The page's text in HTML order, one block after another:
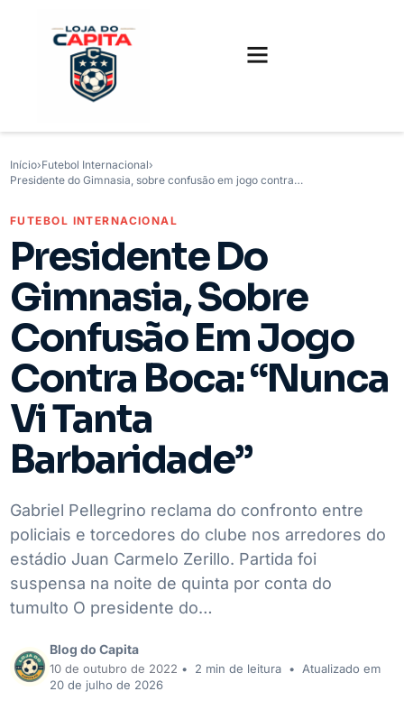
Início›Futebol Internacional›
Presidente do Gimnasia, sobre confusão em jogo contra…
FUTEBOL INTERNACIONAL
Presidente Do
Gimnasia, Sobre
Confusão Em Jogo
Contra Boca: “Nunca
Vi Tanta
Barbaridade”
Gabriel Pellegrino reclama do confronto entre
policiais e torcedores do clube nos arredores do
estádio Juan Carmelo Zerillo. Partida foi
suspensa na noite de quinta por conta do
tumulto O presidente do…
Blog do Capita
10 de outubro de 2022 • 2 min de leitura •
Atualizado em
20 de julho de 2026